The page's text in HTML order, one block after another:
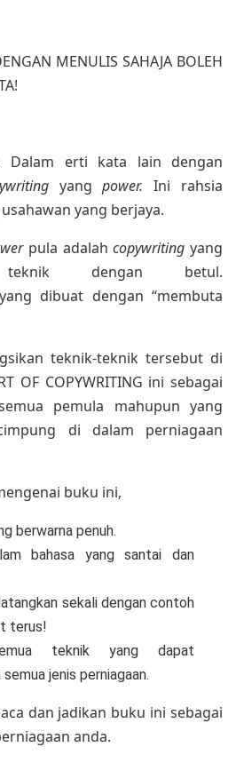
MENULIS SAHAJA BOLEH
Dalam erti kata lain dengan
yangpower.Ini rahsia
yang berjaya.
pula adalahcopywritingyang
teknik dengan betul.
yang dibuat dengan “membuta
teknik-teknik tersebut di
OF COPYWRITING ini sebagai
pemula mahupun yang
di dalam perniagaan
buku ini,
berwarna penuh.
bahasa yang santai dan
sekali dengan contoh
terus!
teknik yang dapat
jenis perniagaan.
dan jadikan buku ini sebagai
anda.